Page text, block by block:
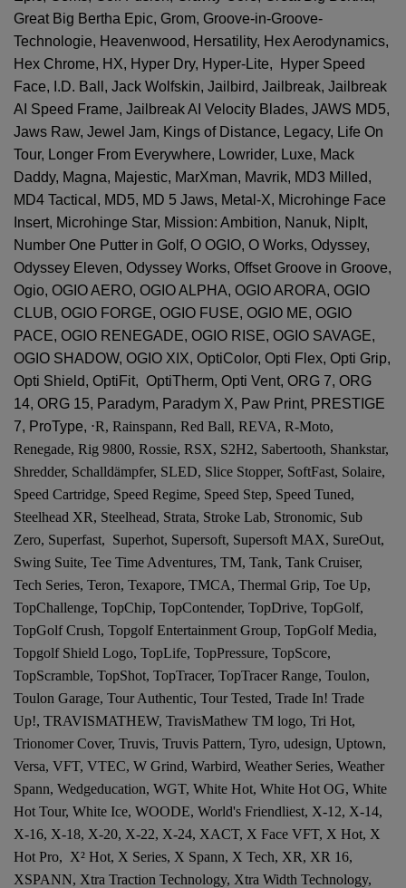
Great Big Bertha Epic, Grom, Groove-in-Groove-
Technologie, Heavenwood, Hersatility, Hex Aerodynamics,
Hex Chrome, HX, Hyper Dry, Hyper-Lite, Hyper Speed
Face, I.D. Ball, Jack Wolfskin, Jailbird, Jailbreak, Jailbreak
AI Speed Frame, Jailbreak AI Velocity Blades, JAWS MD5,
Jaws Raw, Jewel Jam, Kings of Distance, Legacy, Life On
Tour, Longer From Everywhere, Lowrider, Luxe, Mack
Daddy, Magna, Majestic, MarXman, Mavrik, MD3 Milled,
MD4 Tactical, MD5, MD 5 Jaws, Metal-X, Microhinge Face
Insert, Microhinge Star, Mission: Ambition, Nanuk, NipIt,
Number One Putter in Golf, O OGIO, O Works, Odyssey,
Odyssey Eleven, Odyssey Works, Offset Groove in Groove,
Ogio, OGIO AERO, OGIO ALPHA, OGIO ARORA, OGIO
CLUB, OGIO FORGE, OGIO FUSE, OGIO ME, OGIO
PACE, OGIO RENEGADE, OGIO RISE, OGIO SAVAGE,
OGIO SHADOW, OGIO XIX, OptiColor, Opti Flex, Opti Grip,
Opti Shield, OptiFit, OptiTherm, Opti Vent, ORG 7, ORG
14, ORG 15, Paradym, Paradym X, Paw Print, PRESTIGE
7, ProType, ⋅R, Rainspann, Red Ball, REVA, R-Moto,
Renegade, Rig 9800, Rossie, RSX, S2H2, Sabertooth, Shankstar,
Shredder, Schalldämpfer, SLED, Slice Stopper, SoftFast, Solaire,
Speed Cartridge, Speed Regime, Speed Step, Speed Tuned,
Steelhead XR, Steelhead, Strata, Stroke Lab, Stronomic, Sub
Zero, Superfast, Superhot, Supersoft, Supersoft MAX, SureOut,
Swing Suite, Tee Time Adventures, TM, Tank, Tank Cruiser,
Tech Series, Teron, Texapore, TMCA, Thermal Grip, Toe Up,
TopChallenge, TopChip, TopContender, TopDrive, TopGolf,
TopGolf Crush, Topgolf Entertainment Group, TopGolf Media,
Topgolf Shield Logo, TopLife, TopPressure, TopScore,
TopScramble, TopShot, TopTracer, TopTracer Range, Toulon,
Toulon Garage, Tour Authentic, Tour Tested, Trade In! Trade
Up!, TRAVISMATHEW, TravisMathew TM logo, Tri Hot,
Trionomer Cover, Truvis, Truvis Pattern, Tyro, udesign, Uptown,
Versa, VFT, VTEC, W Grind, Warbird, Weather Series, Weather
Spann, Wedgeducation, WGT, White Hot, White Hot OG, White
Hot Tour, White Ice, WOODE, World's Friendliest, X-12, X-14,
X-16, X-18, X-20, X-22, X-24, XACT, X Face VFT, X Hot, X
Hot Pro, X² Hot, X Series, X Spann, X Tech, XR, XR 16,
XSPANN, Xtra Traction Technology, Xtra Width Technology,